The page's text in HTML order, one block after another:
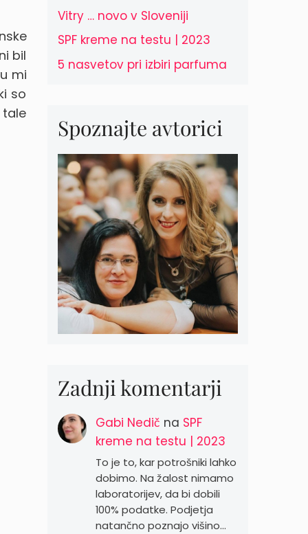
bil
mi
so
Vitry … novo v Sloveniji
SPF kreme na testu | 2023
5 nasvetov pri izbiri parfuma
Spoznajte avtorici
Zadnji komentarji
Gabi Nedič na SPF
kreme na testu | 2023
To je to, kar potrošniki lahko
dobimo. Na žalost nimamo
laboratorijev, da bi dobili
100% podatke. Podjetja
natančno poznajo višino…